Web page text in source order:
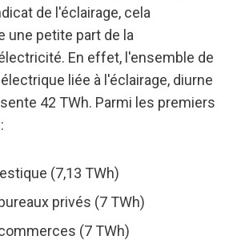
de l'éclairage, cela
une petite part de la
En effet, l'ensemble de
liée à l'éclairage, diurne
42 TWh. Parmi les premiers
(7,13 TWh)
privés (7 TWh)
(7 TWh)